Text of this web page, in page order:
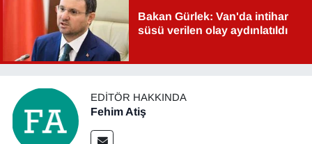
Bakan Gürlek: Van'da intihar
süsü verilen olay aydınlatıldı
EDITÖR HAKKINDA
Fehim Atiş